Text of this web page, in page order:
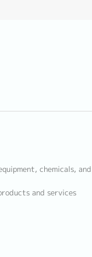
chemicals, and
and services